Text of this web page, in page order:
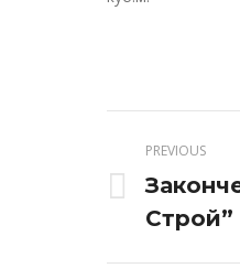
PREVIOUS
Previous
project:
Строй”